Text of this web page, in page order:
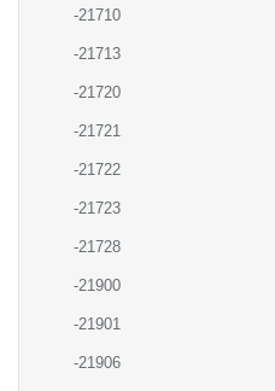
-21710
-21713
-21720
-21721
-21722
-21723
-21728
-21900
-21901
-21906